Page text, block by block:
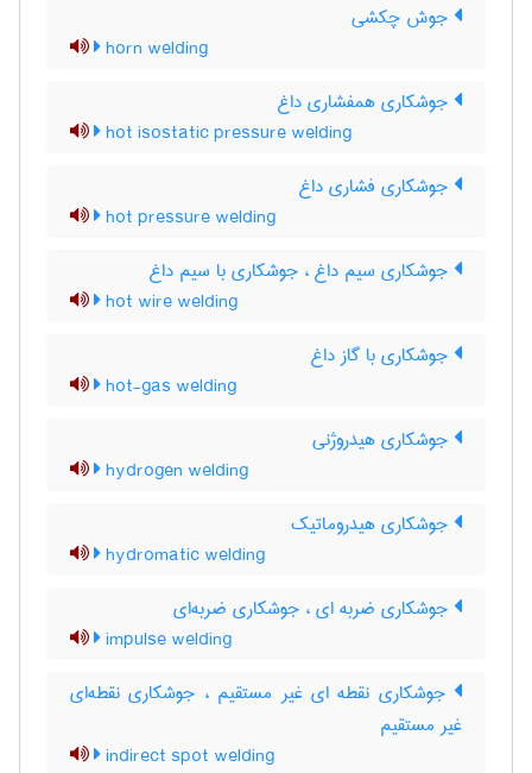
جوش چکشی
horn welding
جوشکاری همفشاری داغ
hot isostatic pressure welding
جوشکاری فشاری داغ
hot pressure welding
جوشکاری سیم داغ ، جوشکاری با سیم داغ
hot wire welding
جوشکاری با گاز داغ
hot-gas welding
جوشکاری هیدروژنی
hydrogen welding
جوشکاری هیدروماتیک
hydromatic welding
جوشکاری ضربه ای ، جوشکاری ضربه‌ای
impulse welding
جوشکاری نقطه ای غیر مستقیم ، جوشکاری نقطه‌ای
غیر مستقیم
indirect spot welding